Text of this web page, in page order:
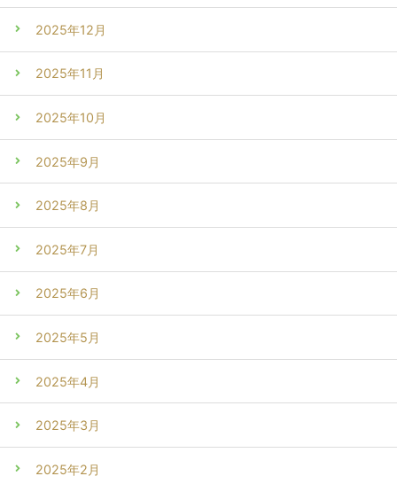
2025年12月
2025年11月
2025年10月
2025年9月
2025年8月
2025年7月
2025年6月
2025年5月
2025年4月
2025年3月
2025年2月